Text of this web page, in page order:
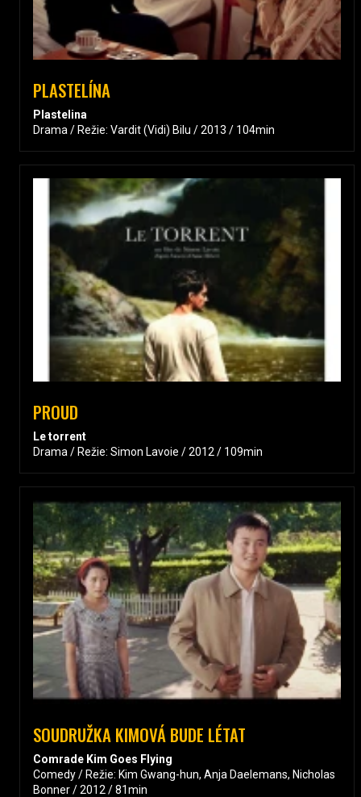
PLASTELÍNA
Plastelina
Drama / Režie: Vardit (Vidi) Bilu / 2013 / 104min
PROUD
Le torrent
Drama / Režie: Simon Lavoie / 2012 / 109min
SOUDRUŽKA KIMOVÁ BUDE LÉTAT
Comrade Kim Goes Flying
Comedy / Režie: Kim Gwang-hun, Anja Daelemans, Nicholas
Bonner / 2012 / 81min